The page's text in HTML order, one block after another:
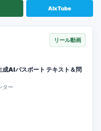
AIxTube
リール動画
AIパスポート テキスト＆問
ター